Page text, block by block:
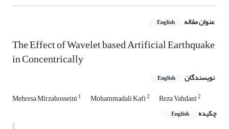
عنوان مقاله English
‌The Effect of Wavelet based Artificial Earthquake
in Concentrically
نویسندگان English
Mehresa Mirzahosseini1 Mohammadali Kafi2 Reza Vahdani2
چکیده English